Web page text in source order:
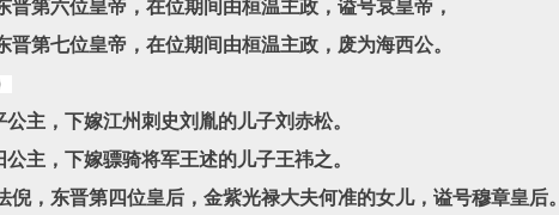
晋第六位皇帝，在位期间由桓温主政，谥号哀皇帝，
晋第七位皇帝，在位期间由桓温主政，废为海西公。
公主，下嫁江州刺史刘胤的儿子刘赤松。
公主，下嫁骠骑将军王述的儿子王祎之。
倪，东晋第四位皇后，金紫光禄大夫何准的女儿，谥号穆章皇后。